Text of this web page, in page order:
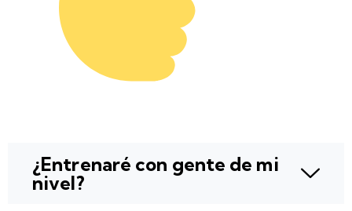
¿Entrenaré con gente de mi
nivel?